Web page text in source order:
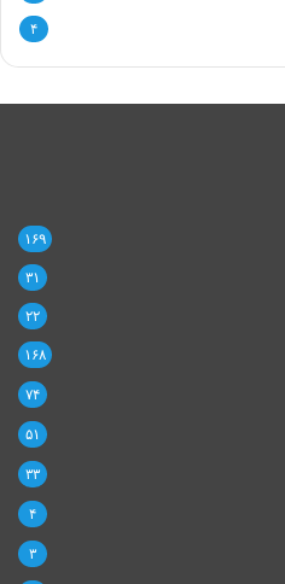
۴
۱۶۹
۳۱
۲۲
۱۶۸
۷۴
۵۱
۳۳
۴
۳